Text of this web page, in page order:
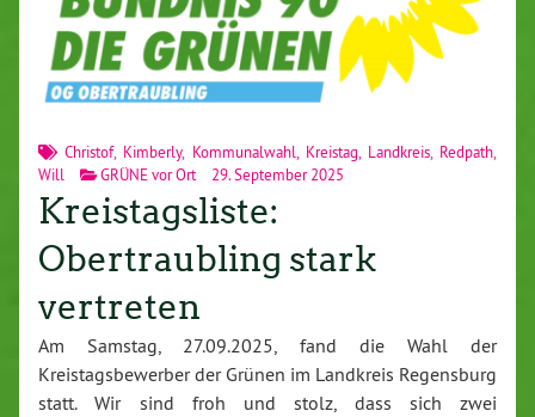
Christof, Kimberly, Kommunalwahl Kreistag Landkreis, Redpath
Will
GRÜNE vor Ort 29. September 2025
Kreistagsliste:
Obertraubling stark
vertreten
Am Samstag, 27.09.2025, fand die Wahl der
Kreistagsbewerber der Grünen im Landkreis Regensburg
statt. Wir sind froh und stolz, dass sich zwei